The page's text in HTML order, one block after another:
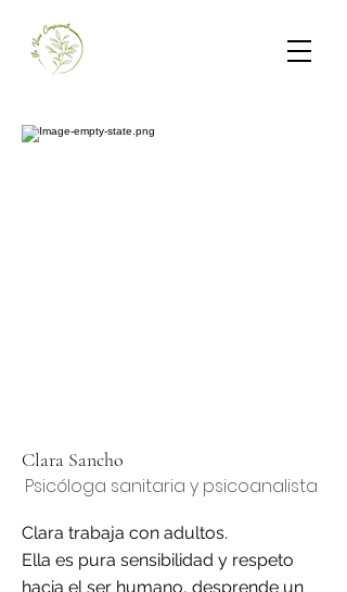
Clara Sancho
Psicóloga sanitaria y psicoanalista
Clara trabaja con adultos.
Ella es pura sensibilidad y respeto
hacia el ser humano, desprende un